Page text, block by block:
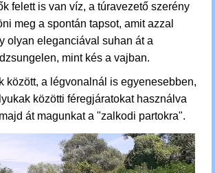
felett is van víz, a túravezető szerény
meg a spontán tapsot, amit azzal
olyan eleganciával suhan át a
mint kés a vajban.
között, a légvonalnál is egyenesebben,
közötti féregjáratokat használva
át magunkat a "zalkodi partokra".